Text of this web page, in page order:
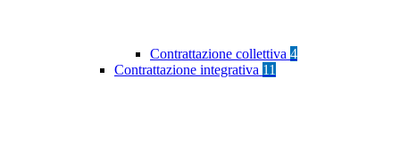
Contrattazione collettiva 4
Contrattazione integrativa 11